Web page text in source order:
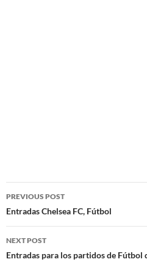
Post
navigation
PREVIOUS POST
Entradas Chelsea FC, Fútbol
NEXT POST
Entradas para los partidos de Fútbol